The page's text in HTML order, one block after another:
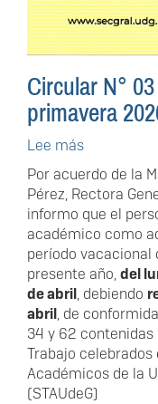
Circular N°
primavera
Lee más
Circular
N°
03
-
Período
vacacional
de
primavera
2026
Por acuerdo de la
Pérez, Rectora
informo que el
académico como
período vacacional
presente año,del
de abril, debiendo
abril, de
34 y 62 contenidas
Trabajo
Académicos de la
(STAUdeG)